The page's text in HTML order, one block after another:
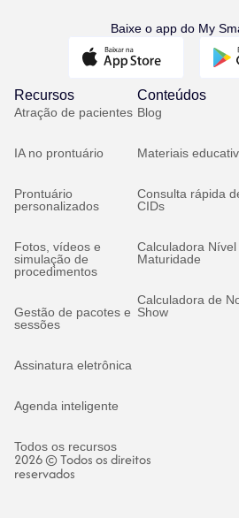
Baixe o app do My
Recursos
Atração de pacientes
IA no prontuário
Prontuário
personalizados
Fotos, vídeos e
simulação de
procedimentos
Gestão de pacotes e
sessões
Assinatura eletrônica
Agenda inteligente
Todos os recursos
Conteúdos
Blog
Materiais
Consulta rápida
CIDs
Calculadora Nível
Maturidade
Calculadora de
Show
2026 © Todos os direitos
reservados